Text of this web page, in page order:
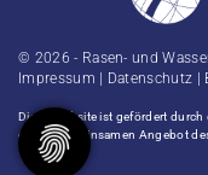
© 2026 - Rasen- und
Impressum | Datenschutz |
Diese Website ist gefördert durch
einem gemeinsamen Angebot